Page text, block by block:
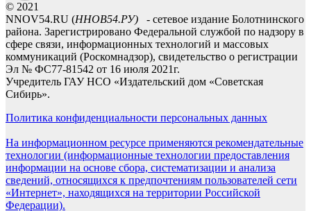
© 2021
NNOV54.RU (ННОВ54.РУ) - сетевое издание Болотнинского
района. Зарегистрировано Федеральной службой по надзору в
сфере связи, информационных технологий и массовых
коммуникаций (Роскомнадзор), свидетельство о регистрации
Эл № ФС77-81542 от 16 июля 2021г.
Учредитель ГАУ НСО «Издательский дом «Советская
Сибирь».
Политика конфиденциальности персональных данных
На информационном ресурсе применяются рекомендательные
технологии (информационные технологии предоставления
информации на основе сбора, систематизации и анализа
сведений, относящихся к предпочтениям пользователей сети
«Интернет», находящихся на территории Российской
Федерации).